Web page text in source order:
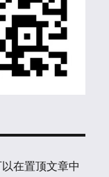
在置顶文章中